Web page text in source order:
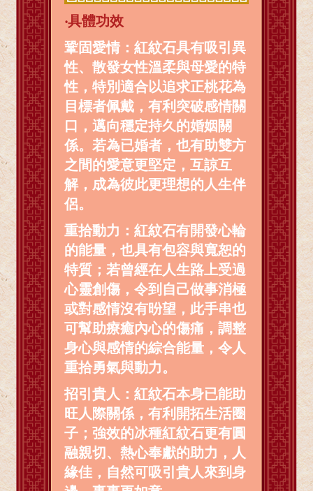
‧具體功效
鞏固愛情：紅紋石具有吸引異
性、散發女性溫柔與母愛的特
性，特別適合以追求正桃花為
目標者佩戴，有利突破感情關
口，邁向穩定持久的婚姻關
係。若為已婚者，也有助雙方
之間的愛意更堅定，互諒互
解，成為彼此更理想的人生伴
侶。
重拾動力：紅紋石有開發心輪
的能量，也具有包容與寬恕的
特質；若曾經在人生路上受過
心靈創傷，令到自己做事消極
或對感情沒有昐望，此手串也
可幫助療癒內心的傷痛，調整
身心與感情的綜合能量，令人
重拾勇氣與動力。
招引貴人：紅紋石本身已能助
旺人際關係，有利開拓生活圈
子；強效的冰種紅紋石更有圓
融親切、熱心奉獻的助力，人
緣佳，自然可吸引貴人來到身